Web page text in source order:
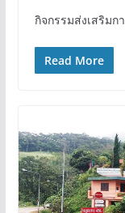
กิจกรรมส่งเสริมก
Read More